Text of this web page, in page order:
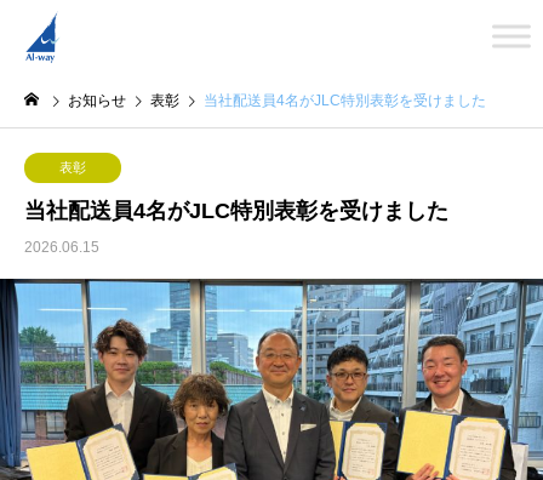
お知らせ 表彰 当社配送員4名がJLC特別表彰を受けました
表彰
当社配送員4名がJLC特別表彰を受けました
2026.06.15